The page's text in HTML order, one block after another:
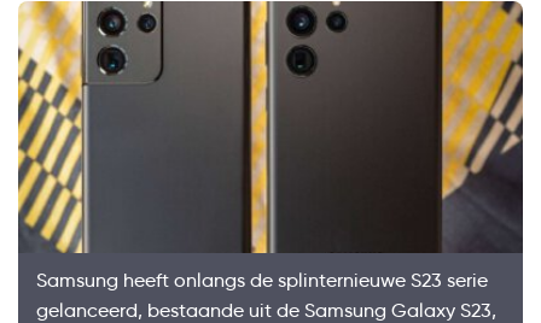
Samsung heeft onlangs de splinternieuwe S23 serie
gelanceerd, bestaande uit de Samsung Galaxy S23,